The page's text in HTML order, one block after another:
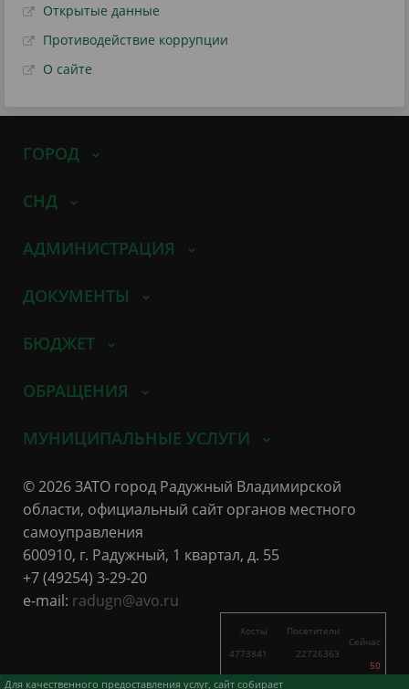
Открытые данные
Противодействие коррупции
О сайте
Для качественного предоставления услуг, сайт собирает
ГОРОД
СНД
АДМИНИСТРАЦИЯ
ДОКУМЕНТЫ
БЮДЖЕТ
ОБРАЩЕНИЯ
МУНИЦИПАЛЬНЫЕ УСЛУГИ
© 2026 ЗАТО город Радужный Владимирской
области, официальный сайт органов местного
самоуправления
600910, г. Радужный, 1 квартал, д. 55
+7 (49254) 3-29-20
e-mail: radugn@avo.ru
Хосты
4773841
6116
Посетители
22726363
21963
Сейчас
50